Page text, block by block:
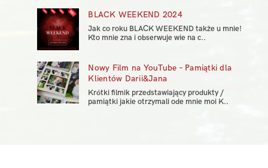
BLACK WEEKEND 2024
Jak co roku BLACK WEEKEND także u mnie!
Kto mnie zna i obserwuje wie na c..
Nowy Film na YouTube – Pamiątki dla
Klientów Darii&Jana
Krótki filmik przedstawiający produkty /
pamiątki jakie otrzymali ode mnie moi K..